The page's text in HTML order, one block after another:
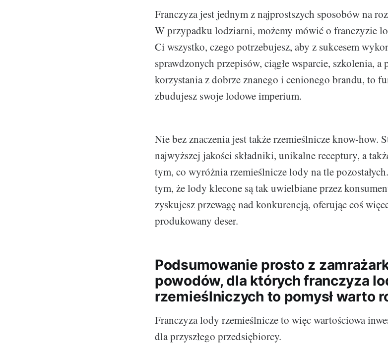
Franczyza jest jednym z najprostszych sposobów na
W przypadku lodziarni, możemy mówić o franczyzie
Ci wszystko, czego potrzebujesz, aby z sukcesem
sprawdzonych przepisów, ciągłe wsparcie, szkolenia,
korzystania z dobrze znanego i cenionego brandu, to
zbudujesz swoje lodowe imperium.
Nie bez znaczenia jest także rzemieślnicze know-how.
najwyższej jakości składniki, unikalne receptury, a
tym, co wyróżnia rzemieślnicze lody na tle
tym, że lody klecone są tak uwielbiane przez
zyskujesz przewagę nad konkurencją, oferując coś
produkowany deser.
Podsumowanie prosto z
powodów, dla których franczyza
rzemieślniczych to pomysł warto
Franczyza lody rzemieślnicze to więc wartościowa
dla przyszłego przedsiębiorcy.